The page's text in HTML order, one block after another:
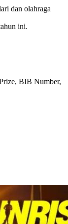
dan olahraga
ini.
BIB Number,